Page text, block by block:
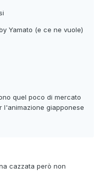
Yamato (e ce ne vuole)
quel poco di mercato
l'animazione giapponese
cazzata però non